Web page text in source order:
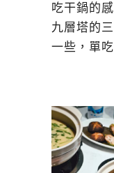
吃干鍋的
九層塔的
一些，單